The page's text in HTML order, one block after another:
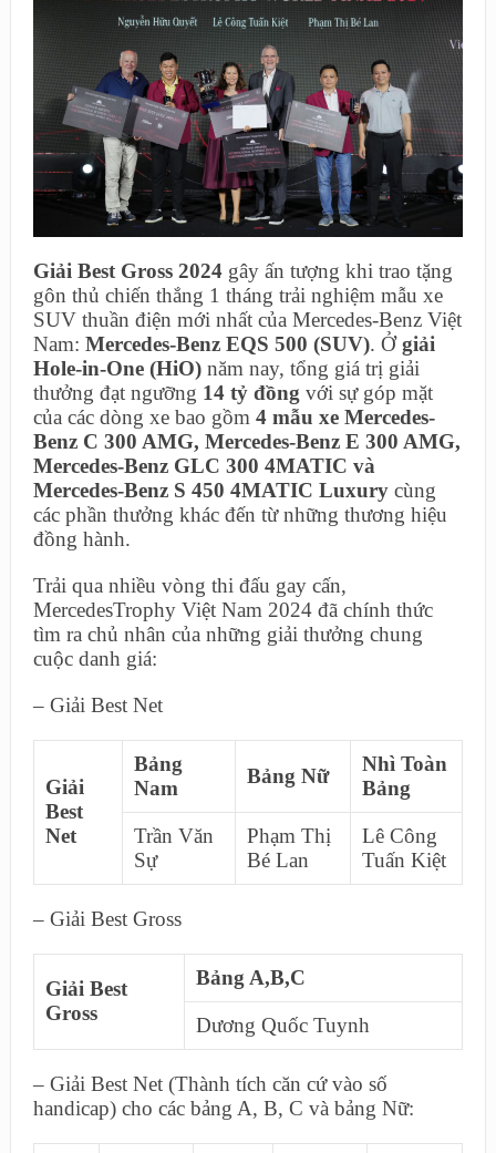
Giải Best Gross 2024gây ấn tượng khi trao tặng
gôn thủ chiến thắng 1 tháng trải nghiệm mẫu xe
SUV thuần điện mới nhất của Mercedes-Benz Việt
Nam: Mercedes-Benz EQS 500 (SUV). Ởgiải
Hole-in-One (HiO)năm nay, tổng giá trị giải
thưởng đạt ngưỡng 14 tỷ đồng với sự góp mặt
của các dòng xe bao gồm 4 mẫu xe Mercedes-
Benz C 300 AMG, Mercedes-Benz E 300 AMG,
Mercedes-Benz GLC 300 4MATIC và
Mercedes-Benz S 450 4MATIC Luxurycùng
các phần thưởng khác đến từ những thương hiệu
đồng hành.
Trải qua nhiều vòng thi đấu gay cấn,
MercedesTrophy Việt Nam 2024 đã chính thức
tìm ra chủ nhân của những giải thưởng chung
cuộc danh giá:
– Giải Best Net
Giải
Best
Net
Bảng
Nam
Bảng Nữ
Nhì Toàn
Bảng
Trần Văn
Sự
Phạm Thị
Bé Lan
Lê Công
Tuấn Kiệt
– Giải Best Gross
Giải Best
Gross
Bảng A,B,C
Dương Quốc Tuynh
– Giải Best Net (Thành tích căn cứ vào số
handicap) cho các bảng A, B, C và bảng Nữ: